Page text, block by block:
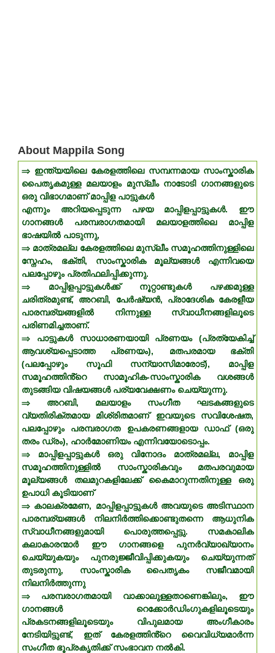
About Mappila Song
⇒ ഇന്ത്യയിലെ കേരളത്തിലെ സമ്പന്നമായ സാംസ്കാരിക
പൈതൃകമുള്ള മലയാളം മുസ്ലീം നാടോടി ഗാനങ്ങളുടെ
ഒരു വിഭാഗമാണ് മാപ്പിള പാട്ടുകൾ
എന്നും അറിയപ്പെടുന്ന പഴയ മാപ്പിളപ്പാട്ടുകൾ. ഈ
ഗാനങ്ങൾ പരമ്പരാഗതമായി മലയാളത്തിലെ മാപ്പിള
ഭാഷയിൽ പാടുന്നു,
⇒ മാത്രമല്ല കേരളത്തിലെ മുസ്ലീം സമൂഹത്തിനുള്ളിലെ
സ്നേഹം, ഭക്തി, സാംസ്കാരിക മൂല്യങ്ങൾ എന്നിവയെ
പലപ്പോഴും പ്രതിഫലിപ്പിക്കുന്നു.
⇒ മാപ്പിളപ്പാട്ടുകൾക്ക് നൂറ്റാണ്ടുകൾ പഴക്കമുള്ള
ചരിത്രമുണ്ട്, അറബി, പേർഷ്യൻ, പ്രാദേശിക കേരളീയ
പാരമ്പര്യങ്ങളിൽ നിന്നുള്ള സ്വാധീനങ്ങളിലൂടെ
പരിണമിച്ചതാണ്.
⇒ പാട്ടുകൾ സാധാരണയായി പ്രണയം (പ്രത്യേകിച്ച്
ആവശ്യപ്പെടാത്ത പ്രണയം), മതപരമായ ഭക്തി
(പലപ്പോഴും സൂഫി സന്യാസിമാരോട്), മാപ്പിള
സമൂഹത്തിൻ്റെ സാമൂഹിക-സാംസ്കാരിക വശങ്ങൾ
തുടങ്ങിയ വിഷയങ്ങൾ പര്യവേക്ഷണം ചെയ്യുന്നു.
⇒ അറബി, മലയാളം സംഗീത ഘടകങ്ങളുടെ
വ്യതിരിക്തമായ മിശ്രിതമാണ് ഇവയുടെ സവിശേഷത,
പലപ്പോഴും പരമ്പരാഗത ഉപകരണങ്ങളായ ഡാഫ് (ഒരു
തരം ഡ്രം), ഹാർമോണിയം എന്നിവയോടൊപ്പം.
⇒ മാപ്പിളപ്പാട്ടുകൾ ഒരു വിനോദം മാത്രമല്ല, മാപ്പിള
സമൂഹത്തിനുള്ളിൽ സാംസ്കാരികവും മതപരവുമായ
മൂല്യങ്ങൾ തലമുറകളിലേക്ക് കൈമാറുന്നതിനുള്ള ഒരു
ഉപാധി കൂടിയാണ്
⇒ കാലക്രമേണ, മാപ്പിളപ്പാട്ടുകൾ അവയുടെ അടിസ്ഥാന
പാരമ്പര്യങ്ങൾ നിലനിർത്തിക്കൊണ്ടുതന്നെ ആധുനിക
സ്വാധീനങ്ങളുമായി പൊരുത്തപ്പെട്ടു. സമകാലിക
കലാകാരന്മാർ ഈ ഗാനങ്ങളെ പുനർവ്യാഖ്യാനം
ചെയ്യുകയും പുനരുജ്ജീവിപ്പിക്കുകയും ചെയ്യുന്നത്
തുടരുന്നു, സാംസ്കാരിക പൈതൃകം സജീവമായി
നിലനിർത്തുന്നു
⇒ പരമ്പരാഗതമായി വാക്കാലുള്ളതാണെങ്കിലും, ഈ
ഗാനങ്ങൾ റെക്കോർഡിംഗുകളിലൂടെയും
പ്രകടനങ്ങളിലൂടെയും വിപുലമായ അംഗീകാരം
നേടിയിട്ടുണ്ട്, ഇത് കേരളത്തിൻ്റെ വൈവിധ്യമാർന്ന
സംഗീത ഭൂപ്രകൃതിക്ക് സംഭാവന നൽകി.